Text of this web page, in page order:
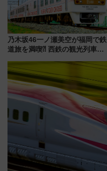
乃木坂46一ノ瀬美空が福岡で鉄
道旅を満喫⁈ 西鉄の観光列車
CHIKUGO」で巡る福岡･太宰
府･柳川の旅！YouTubeが公開
に